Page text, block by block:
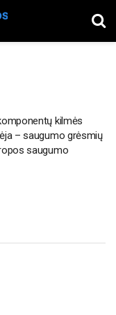
kilmės
– saugumo grėsmių
saugumo